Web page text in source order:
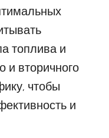
топлива и
и вторичного
чтобы
и